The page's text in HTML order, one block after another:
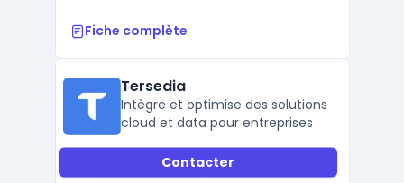
Fiche complète
Tersedia
Intègre et optimise des solutions
cloud et data pour entreprises
Contacter